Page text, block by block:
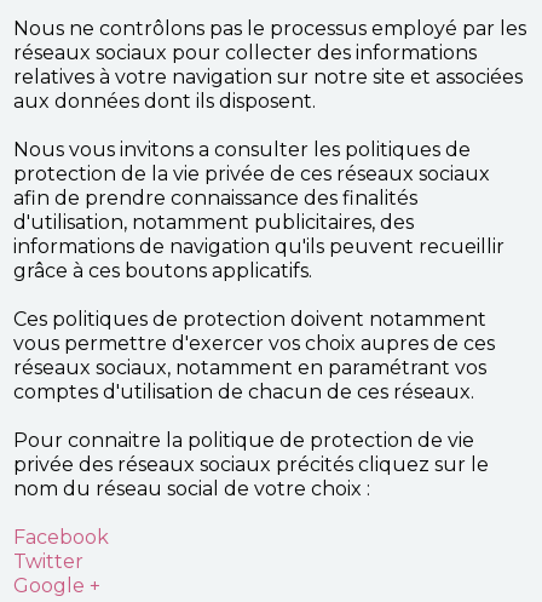
Nous ne contrôlons pas le processus employé par les
réseaux sociaux pour collecter des informations
relatives à votre navigation sur notre site et associées
aux données dont ils disposent.
Nous vous invitons a consulter les politiques de
protection de la vie privée de ces réseaux sociaux
afin de prendre connaissance des finalités
d'utilisation, notamment publicitaires, des
informations de navigation qu'ils peuvent recueillir
grâce à ces boutons applicatifs.
Ces politiques de protection doivent notamment
vous permettre d'exercer vos choix aupres de ces
réseaux sociaux, notamment en paramétrant vos
comptes d'utilisation de chacun de ces réseaux.
Pour connaitre la politique de protection de vie
privée des réseaux sociaux précités cliquez sur le
nom du réseau social de votre choix :
Facebook
Twitter
Google +